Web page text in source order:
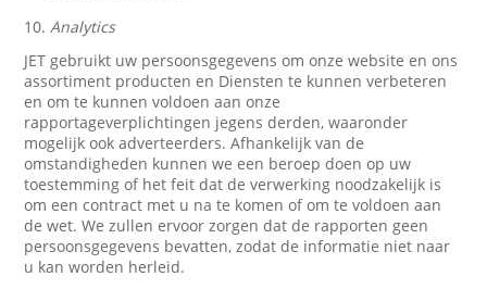
10.Analytics
JET gebruikt uw persoonsgegevens om onze website en ons
assortiment producten en Diensten te kunnen verbeteren
en om te kunnen voldoen aan onze
rapportageverplichtingen jegens derden, waaronder
mogelijk ook adverteerders. Afhankelijk van de
omstandigheden kunnen we een beroep doen op uw
toestemming of het feit dat de verwerking noodzakelijk is
om een contract met u na te komen of om te voldoen aan
de wet. We zullen ervoor zorgen dat de rapporten geen
persoonsgegevens bevatten, zodat de informatie niet naar
u kan worden herleid.